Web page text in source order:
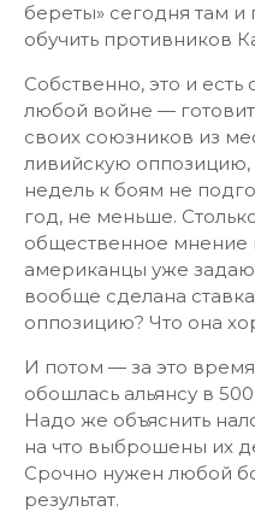
береты» сегодня там и
обучить противников
Собственно, это и есть
любой войне —
своих союзников из
ливийскую оппозицию,
недель к боям не
год, не меньше.
общественное мнение
американцы уже
вообще сделана
оппозицию? Что она
И потом — за это
обошлась альянсу в
Надо же объяснить
на что выброшены их
Срочно нужен любой
результат.